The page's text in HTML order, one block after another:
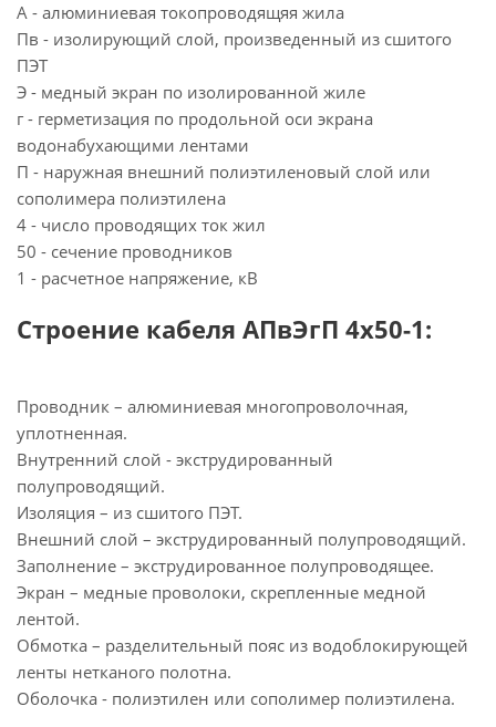
А - алюминиевая токопроводящяя жила
Пв - изолирующий слой, произведенный из сшитого
ПЭТ
Э - медный экран по изолированной жиле
г - герметизация по продольной оси экрана
водонабухающими лентами
П - наружная внешний полиэтиленовый слой или
сополимера полиэтилена
4 - число проводящих ток жил
50 - сечение проводников
1 - расчетное напряжение, кВ
Строение кабеля АПвЭгП 4х50-1:
Проводник – алюминиевая многопроволочная,
уплотненная.
Внутренний слой - экструдированный
полупроводящий.
Изоляция – из сшитого ПЭТ.
Внешний слой – экструдированный полупроводящий.
Заполнение – экструдированное полупроводящее.
Экран – медные проволоки, скрепленные медной
лентой.
Обмотка – разделительный пояс из водоблокирующей
ленты нетканого полотна.
Оболочка - полиэтилен или сополимер полиэтилена.